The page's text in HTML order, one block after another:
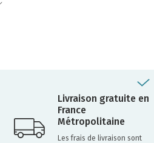
Livraison gratuite en
France
Métropolitaine
Les frais de livraison sont